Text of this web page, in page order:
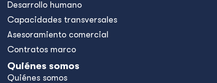
Desarrollo humano
Capacidades transversales
Asesoramiento comercial
Contratos marco
Quiénes somos
Quiénes somos